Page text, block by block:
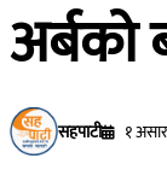
अर्बको
सहपाटी १